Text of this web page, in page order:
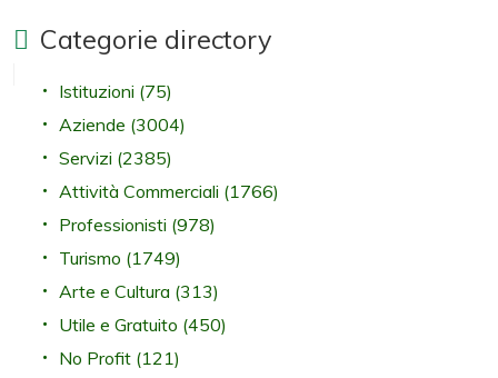
Categorie directory
Istituzioni (75)
Aziende (3004)
Servizi (2385)
Attività Commerciali (1766)
Professionisti (978)
Turismo (1749)
Arte e Cultura (313)
Utile e Gratuito (450)
No Profit (121)